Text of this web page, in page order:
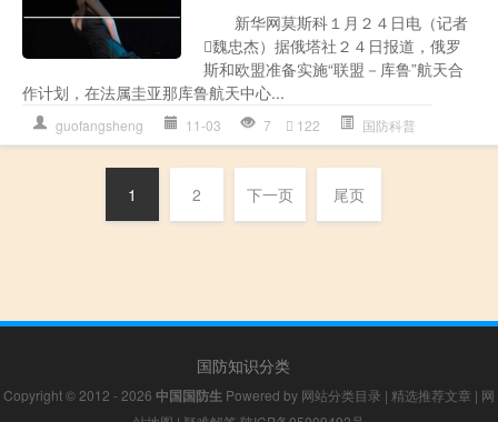
新华网莫斯科１月２４日电（记者
魏忠杰）据俄塔社２４日报道，俄罗
斯和欧盟准备实施“联盟－库鲁”航天合
作计划，在法属圭亚那库鲁航天中心...
guofangsheng 11-03 7 122 国防科普
1 2 下一页 尾页
国防知识分类
Copyright © 2012 - 2026 中国国防生 Powered by 网站分类目录 | 精选推荐文章 | 网